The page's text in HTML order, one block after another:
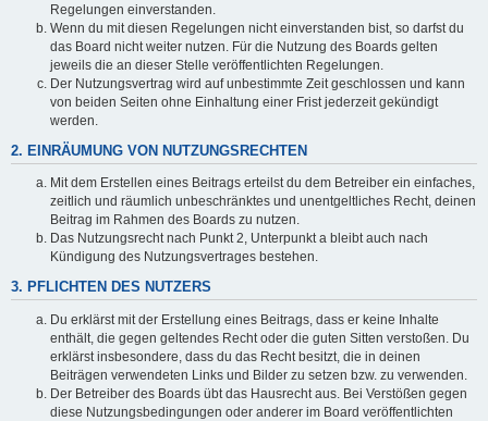
Regelungen einverstanden.
Wenn du mit diesen Regelungen nicht einverstanden bist, so darfst du
das Board nicht weiter nutzen. Für die Nutzung des Boards gelten
jeweils die an dieser Stelle veröffentlichten Regelungen.
Der Nutzungsvertrag wird auf unbestimmte Zeit geschlossen und kann
von beiden Seiten ohne Einhaltung einer Frist jederzeit gekündigt
werden.
2. EINRÄUMUNG VON NUTZUNGSRECHTEN
Mit dem Erstellen eines Beitrags erteilst du dem Betreiber ein einfaches,
zeitlich und räumlich unbeschränktes und unentgeltliches Recht, deinen
Beitrag im Rahmen des Boards zu nutzen.
Das Nutzungsrecht nach Punkt 2, Unterpunkt a bleibt auch nach
Kündigung des Nutzungsvertrages bestehen.
3. PFLICHTEN DES NUTZERS
Du erklärst mit der Erstellung eines Beitrags, dass er keine Inhalte
enthält, die gegen geltendes Recht oder die guten Sitten verstoßen. Du
erklärst insbesondere, dass du das Recht besitzt, die in deinen
Beiträgen verwendeten Links und Bilder zu setzen bzw. zu verwenden.
Der Betreiber des Boards übt das Hausrecht aus. Bei Verstößen gegen
diese Nutzungsbedingungen oder anderer im Board veröffentlichten